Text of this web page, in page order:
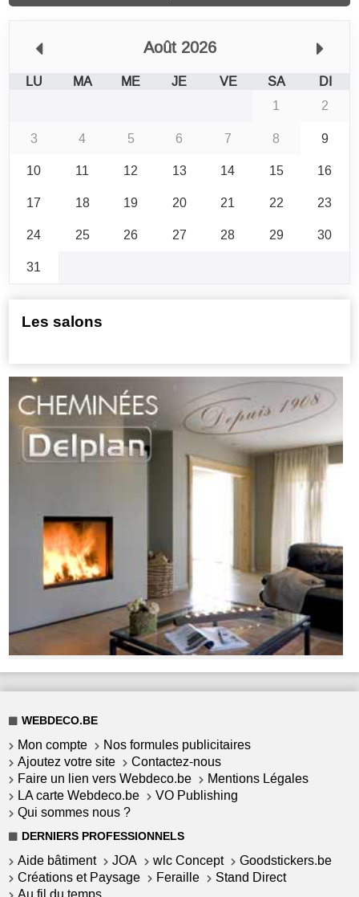
Août 2026
LU MA ME JE VE SA
DI
1
2
3
4 5 6 7 8
9
10
11 12 13 14 15
16
17
18 19 20 21 22
23
24
25 26 27 28 29
30
31
Les salons
WEBDECO.BE
Mon compte
Nos formules publicitaires
Ajoutez votre site
Contactez-nous
Faire un lien vers Webdeco.be
Mentions Légales
LA carte Webdeco.be
VO Publishing
Qui sommes nous ?
DERNIERS PROFESSIONNELS
Aide bâtiment JOA wlc Concept
Goodstickers.be
Créations et Paysage
Feraille
Stand Direct